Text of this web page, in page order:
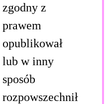
zgodny z
prawem
opublikował
lub w inny
sposób
rozpowszechnił